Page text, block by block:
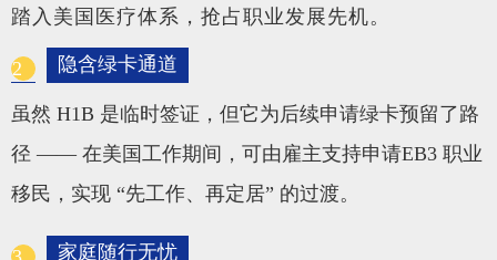
踏入美国医疗体系，抢占职业发展先机。
2 隐含绿卡通道
虽然 H1B 是临时签证，但它为后续申请绿卡预留了路
径 —— 在美国工作期间，可由雇主支持申请EB3 职业
移民，实现 “先工作、再定居” 的过渡。
家庭随行无忧